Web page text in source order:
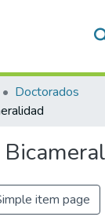
Doctorados
item page